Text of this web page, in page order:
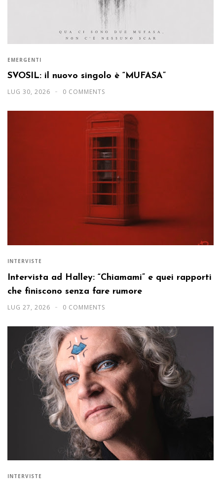
EMERGENTI
SVOSIL: il nuovo singolo è “MUFASA”
LUG 30, 2026 0 COMMENTS
INTERVISTE
Intervista ad Halley: “Chiamami” e quei rapporti
che finiscono senza fare rumore
LUG 27, 2026 0 COMMENTS
INTERVISTE